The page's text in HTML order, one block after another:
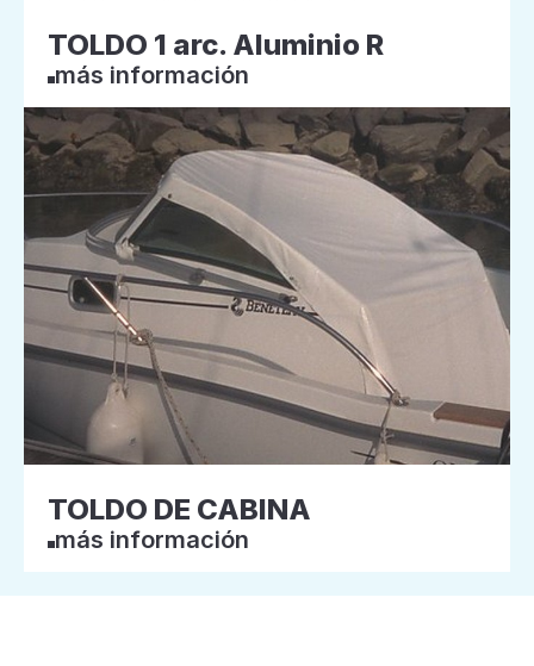
TOLDO 1 arc. Aluminio R
más información
TOLDO DE CABINA
más información